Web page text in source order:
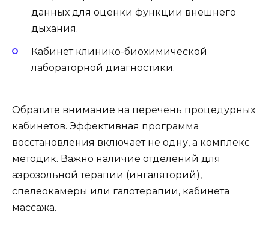
данных для оценки функции внешнего
дыхания.
Кабинет клинико-биохимической
лабораторной диагностики.
Обратите внимание на перечень процедурных
кабинетов. Эффективная программа
восстановления включает не одну, а комплекс
методик. Важно наличие отделений для
аэрозольной терапии (ингаляторий),
спелеокамеры или галотерапии, кабинета
массажа.